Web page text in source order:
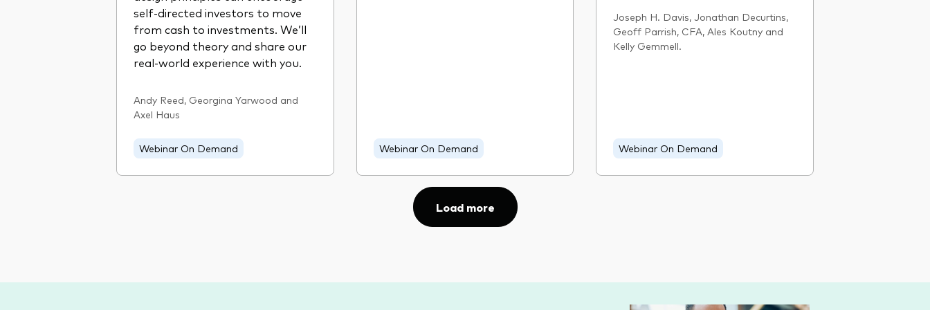
self-directed investors to move
from cash to investments. We’ll
go beyond theory and share our
real-world experience with you.
Andy Reed, Georgina Yarwood and
Axel Haus
Webinar On Demand Webinar On Demand
Joseph H. Davis, Jonathan Decurtins,
Geoff Parrish, CFA, Ales Koutny and
Kelly Gemmell.
Webinar On Demand
Load more